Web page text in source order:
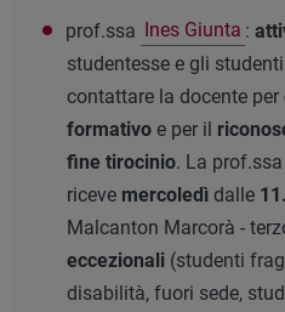
prof.ssa Ines Giunta :
studentesse e gli
contattare la docente per
formativo e per il
fine tirocinio. La
riceve mercoledì dalle
Malcanton Marcorà -
eccezionali (studenti
disabilità, fuori sede,